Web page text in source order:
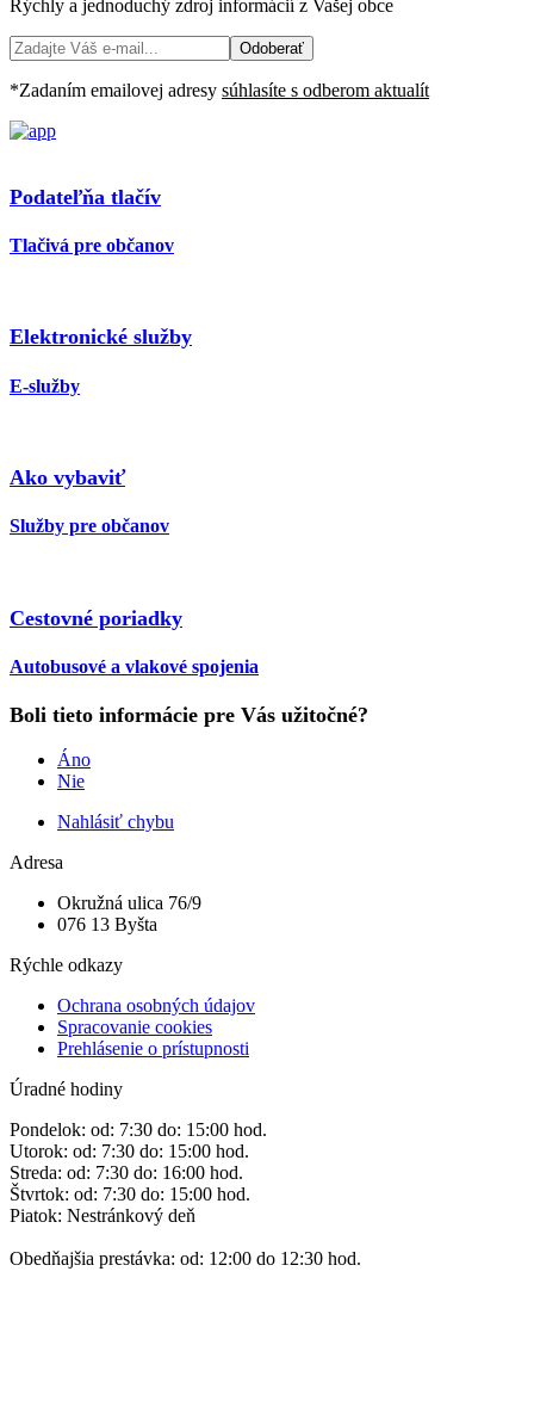
Rýchly a jednoduchý zdroj informácií z Vašej obce
Odoberať
*Zadaním emailovej adresy súhlasíte s odberom aktualít
Podateľňa tlačív
Tlačivá pre občanov
Elektronické služby
E-služby
Ako vybaviť
Služby pre občanov
Cestovné poriadky
Autobusové a vlakové spojenia
Boli tieto informácie pre Vás užitočné?
Áno
Nie
Nahlásiť chybu
Adresa
Okružná ulica 76/9
076 13 Byšta
Rýchle odkazy
Ochrana osobných údajov
Spracovanie cookies
Prehlásenie o prístupnosti
Úradné hodiny
Pondelok: od: 7:30 do: 15:00 hod.
Utorok: od: 7:30 do: 15:00 hod.
Streda: od: 7:30 do: 16:00 hod.
Štvrtok: od: 7:30 do: 15:00 hod.
Piatok: Nestránkový deň
Obedňajšia prestávka: od: 12:00 do 12:30 hod.